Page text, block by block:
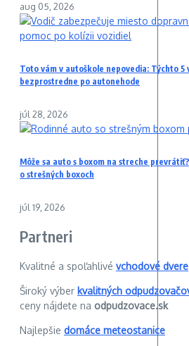
aug 05, 2026
Toto vám v autoškole nepovedia: Týchto 5
bezprostredne po autonehode
júl 28, 2026
Môže sa auto s boxom na streche
o strešných boxoch
júl 19, 2026
Partneri
Kvalitné a spoľahlivé vchodové dvere
Široký výber kvalitných
ceny nájdete na odpudzovace.sk
Najlepšie domáce meteostanice